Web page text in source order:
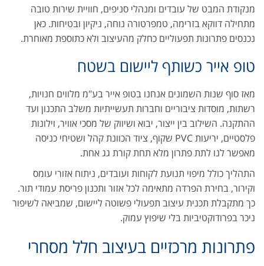
מנקודת המבט של עובדים ומנהלי סניפים, חוויית שירות טובה
מתחילה דווקא בזרימה, טמפרטורה נוחה, ניקיון ובטיחות. כאן
נכנסים פתרונות תפעוליים כחלק מהעיצוב ולא כתוספת מאוחרת.
טופ אייר כשותף ליישום בשטח
מאז סוף שנות השמונים אנחנו בטופ אייר בע"מ מלווים חנויות,
רשתות, מוסדות ציבוריים וחברות תעשייתיות משלב התכנון ועד
ההתקנה. השילוב בין ייצור, יבוא ושיווק של מסכי אוויר, וילונות
פלסטיים, יריעות PVC שקוף, ציוד הכוונת קהל ושטיחי כניסה
מאפשר לנו לתת פתרון מלא תחת קורת גג אחת.
התהליך כולל מיפוי תנועת לקוחות ועובדים, ניתוח אזורי עומס
וקירור, בחירת הפרדה מתאימה לכל אזור ותכנון פריסת עמודי תור.
כך מתקבלת תכנית עיצוב תפעולי פשוטה ליישום, שמביאה לשיפור
ניכר בפרודוקטיביות בלי שיפוץ עמוק.
פתרונות מרכזיים בעיצוב חלל מסחרי